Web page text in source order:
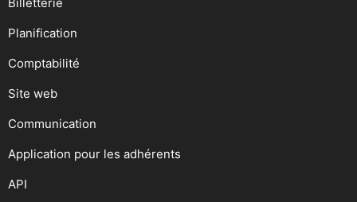
Planification
Comptabilité
Site web
Communication
Application pour les adhérents
API